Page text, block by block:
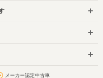
メーカー認定中古車